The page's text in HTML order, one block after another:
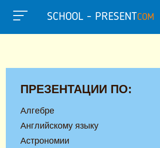
SCHOOL - PRESENTCOM
ПРЕЗЕНТАЦИИ ПО:
Алгебре
Английскому языку
Астрономии